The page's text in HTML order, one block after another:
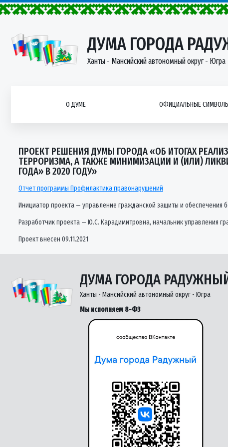
ДУМА ГОРОДА
Ханты - Мансийский автономный округ - Югра
О ДУМЕ ОФИЦИАЛЬНЫЕ
ПРОЕКТ РЕШЕНИЯ ДУМЫ ГОРОДА «ОБ ИТОГАХ
ТЕРРОРИЗМА, А ТАКЖЕ МИНИМИЗАЦИИ И (ИЛИ)
ГОДА» В 2020 ГОДУ»
Отчет программы Профилактика правонарушений
Инициатор проекта — управление гражданской защиты и обеспечения
Разработчик проекта — Ю.С. Карадимитровна, начальник управления
Проект внесен 09.11.2021
ДУМА ГОРОДА
Ханты - Мансийский автономный округ - Югра
Мы исполняем 8-ФЗ